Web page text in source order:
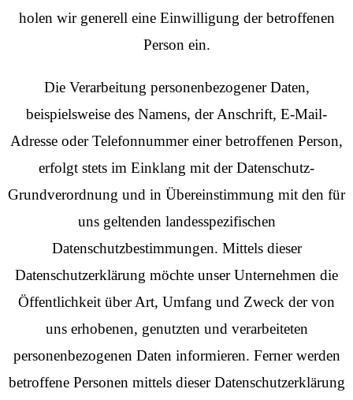
holen wir generell eine Einwilligung der betroffenen
Person ein.
Die Verarbeitung personenbezogener Daten,
beispielsweise des Namens, der Anschrift, E-Mail-
Adresse oder Telefonnummer einer betroffenen Person,
erfolgt stets im Einklang mit der Datenschutz-
Grundverordnung und in Übereinstimmung mit den für
uns geltenden landesspezifischen
Datenschutzbestimmungen. Mittels dieser
Datenschutzerklärung möchte unser Unternehmen die
Öffentlichkeit über Art, Umfang und Zweck der von
uns erhobenen, genutzten und verarbeiteten
personenbezogenen Daten informieren. Ferner werden
betroffene Personen mittels dieser Datenschutzerklärung